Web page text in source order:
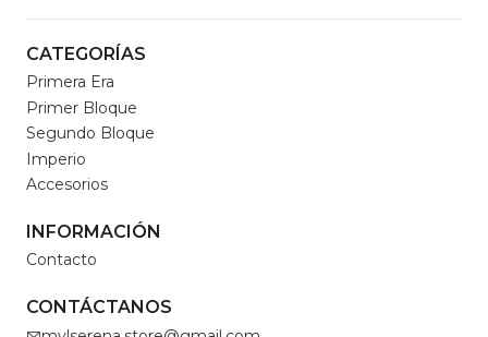
CATEGORÍAS
Primera Era
Primer Bloque
Segundo Bloque
Imperio
Accesorios
INFORMACIÓN
Contacto
CONTÁCTANOS